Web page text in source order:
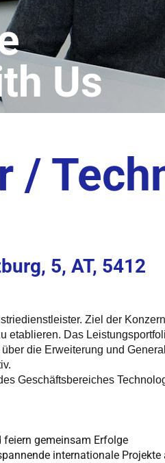
/
5, AT, 5412
Ziel der
etablieren. Das
die Erweiterung und
Geschäftsbereiches
gemeinsam Erfolge
internationale Projekte